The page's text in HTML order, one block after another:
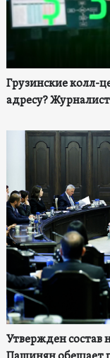
Грузинские колл-
адресу?
Утвержден состав